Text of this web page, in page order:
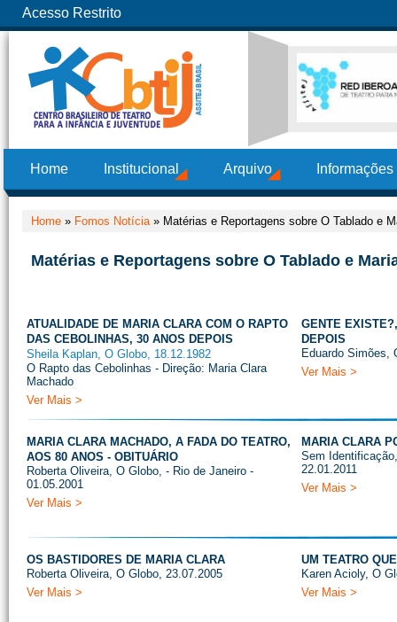
Acesso Restrito
Home Institucional Arquivo
Home » Fomos Notícia» Matérias e Reportagens sobre O Tablado e
Matérias e Reportagens sobre O Tablado e
ATUALIDADE DE MARIA CLARA COM O RAPTO
DAS CEBOLINHAS, 30 ANOS DEPOIS
Sheila Kaplan, O Globo, 18.12.1982
O Rapto das Cebolinhas - Direção: Maria Clara
Machado
Ver Mais >
GENTE
DEPOIS
Eduardo Simões,
Ver Mais >
MARIA CLARA MACHADO, A FADA DO TEATRO,
AOS 80 ANOS - OBITUÁRIO
Roberta Oliveira, O Globo, - Rio de Janeiro -
01.05.2001
Ver Mais >
MARIA CLARA
Sem
22.01.2011
Ver Mais >
OS BASTIDORES DE MARIA CLARA
Roberta Oliveira, O Globo, 23.07.2005
Ver Mais >
UM TEATRO
Karen Acioly, O
Ver Mais >